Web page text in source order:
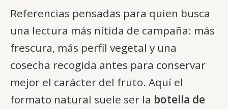
Referencias pensadas para quien busca
una lectura más nítida de campaña: más
frescura, más perfil vegetal y una
cosecha recogida antes para conservar
mejor el carácter del fruto. Aquí el
formato natural suele ser la botella de